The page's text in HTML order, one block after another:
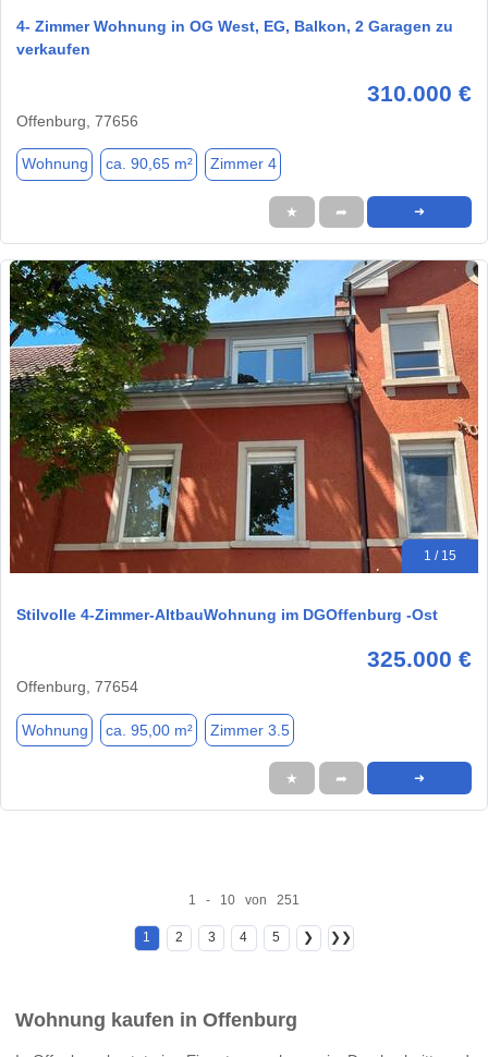
4- Zimmer Wohnung in OG West, EG, Balkon, 2 Garagen zu
verkaufen
310.000 €
Offenburg, 77656
Wohnung ca. 90,65 m² Zimmer 4
★ ➦ ➜
1 / 15
Stilvolle 4-Zimmer-AltbauWohnung im DGOffenburg -Ost
325.000 €
Offenburg, 77654
Wohnung ca. 95,00 m² Zimmer 3.5
★ ➦ ➜
1 - 10 von 251
1 2 3 4 5 ❯ ❯❯
Wohnung kaufen in Offenburg